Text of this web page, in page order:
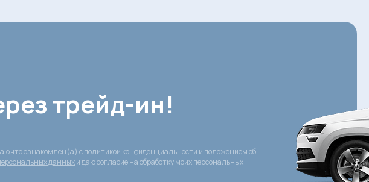
трейд-ин!
что ознакомлен(а) сполитикой конфиденциальности и положением об
данныхи даю согласие на обработку моих персональных